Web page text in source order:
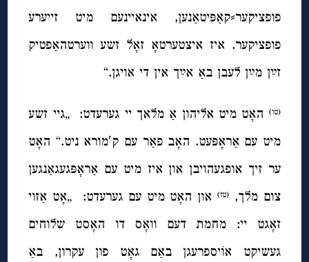
פופציקער⸗קאַפּיטאַנען, אינאיינעם מיט זייערע
פופציקער. איז איצטערטאָ זאָל זשע ווערטהאַפטיק
זײַן מײַן לעבן באַ אײַך אין די אויגן.“
(טו) האָט מיט אליהון אַ מלאך יי גערעדט: „גיי זשע
מיט עם אַראָפּעט. האָב פאַר עם ק′מורא ניט.“ האָט
ער זיך אופגעהויבן און איז מיט עם אַראָפּגעגאַנגען
צום מלך, (טז)און האָט מיט עם גערעדט: „אָט אַזוי
זאָגט יי: מחמת דעם וואָס דו האָסט שלוחים
געשיקט אוֹיספרעגן באַם גאָט פון עקרון, באַ